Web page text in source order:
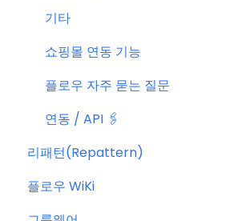
기타
쇼핑몰 연동 기능
플로우 자주 묻는 질문
연동 / API 🖇️
리패턴(Repattern)
리패턴(Repattern) (NEW)
플로우 WiKi